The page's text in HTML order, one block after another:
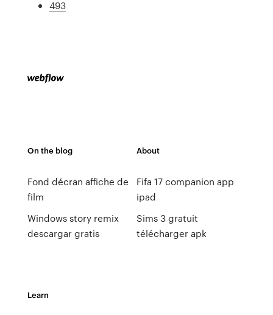
493
On the blog
Fond décran affiche de
film
Windows story remix
descargar gratis
About
Fifa 17 companion app
ipad
Sims 3 gratuit
télécharger apk
Learn